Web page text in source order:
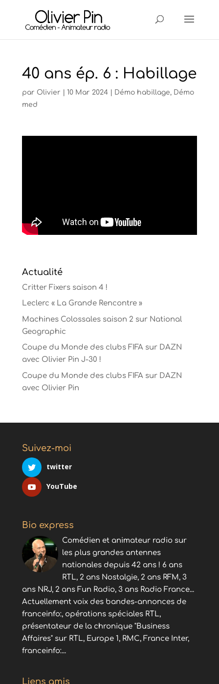
40 ans ép. 6 : Habillage
par Olivier 10 Mar 2024| Démo habillage, Démo
med
Actualité
Critter Fixers saison 4 !
Leclerc « La Grande Rencontre »
Machines Colossales saison 2 sur National
Geographic
Coupe du Monde des clubs FIFA sur DAZN
avec Olivier Pin J-30 !
Coupe du Monde des clubs FIFA sur DAZN
avec Olivier Pin
Suivez-moi
twitter
YouTube
Bio express
Comédien et animateur radio sur
les plus grandes antennes
nationales depuis 42 ans ! 6 ans
RTL, 2 ans Nostalgie, 2 ans RFM, 3
ans NRJ, 2 ans Fun Radio, 3 ans Radio France...
Actuellement voix des bandes-annonces de
franceinfo:, opérations spéciales RTL,
présentateur de la chronique "Business
Affaires" sur RTL, Europe 1, RMC, France Inter,
franceinfo:...
Liens amis